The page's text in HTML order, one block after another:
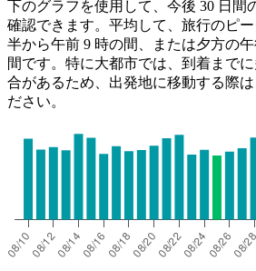
下のグラフを使用して、今後 30 日間
確認できます。平均して、旅行のピ
半から午前 9 時の間、または夕方の
間です。特に大都市では、到着まで
合があるため、出発地に移動する際
ださい。